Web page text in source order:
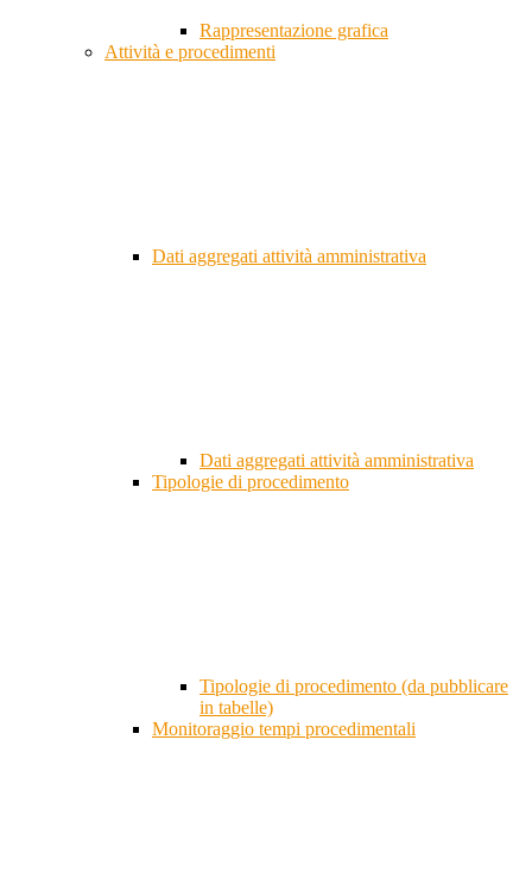
Rappresentazione grafica
Attività e procedimenti
Dati aggregati attività amministrativa
Dati aggregati attività amministrativa
Tipologie di procedimento
Tipologie di procedimento (da pubblicare
in tabelle)
Monitoraggio tempi procedimentali